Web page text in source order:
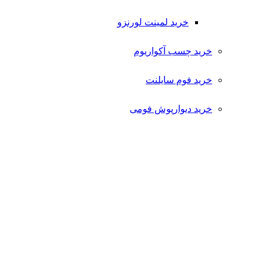
خرید لمینت لورنزو
خرید چسب آکواریوم
خرید فوم سایلنت
خرید دیوارپوش فومی